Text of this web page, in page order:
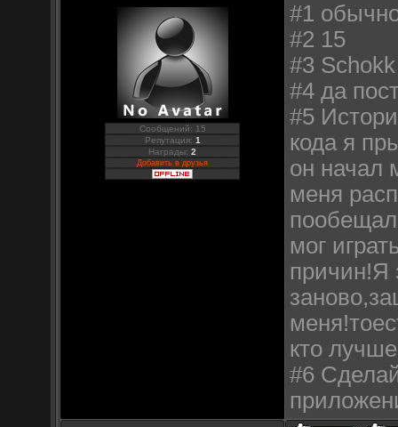
Сообщений: 15
Репутация: 1
Награды:2
Добавить в друзья
#1
#2 15
#3
#4 да
#5
кода я
он начал
меня
пообещал
мог
причин!Я
кто
#6